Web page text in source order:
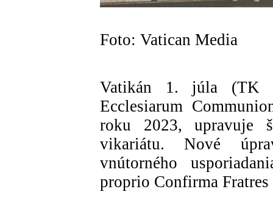
Foto: Vatican Media
Vatikán 1. júla (TK
Ecclesiarum
roku 2023, upravuje
vikariátu. Nové
vnútorného
proprio Confirma Fratres